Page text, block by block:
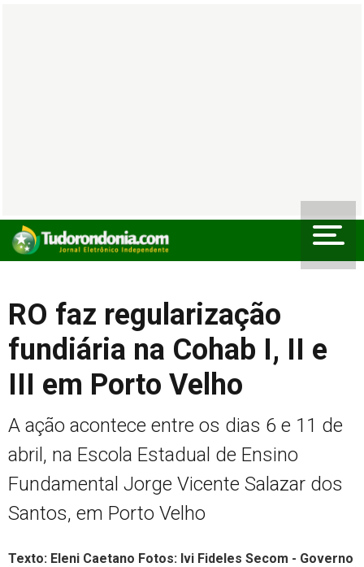
RO faz regularização
fundiária na Cohab I, II e
III em Porto Velho
A ação acontece entre os dias 6 e 11 de
abril, na Escola Estadual de Ensino
Fundamental Jorge Vicente Salazar dos
Santos, em Porto Velho
Texto: Eleni Caetano Fotos: Ivi Fideles Secom - Governo